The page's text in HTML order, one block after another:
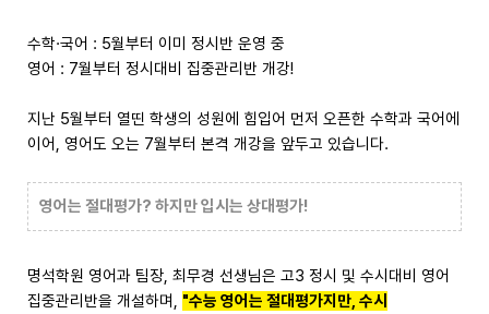
수학·국어 : 5월부터 이미 정시반 운영 중
영어 : 7월부터 정시대비 집중관리반 개강!
지난 5월부터 열띤 학생의 성원에 힘입어 먼저 오픈한 수학과 국어에
이어, 영어도 오는 7월부터 본격 개강을 앞두고 있습니다.
영어는 절대평가? 하지만 입시는 상대평가!
명석학원 영어과 팀장, 최무경 선생님은 고3 정시 및 수시대비 영어
집중관리반을 개설하며, "수능 영어는 절대평가지만, 수시